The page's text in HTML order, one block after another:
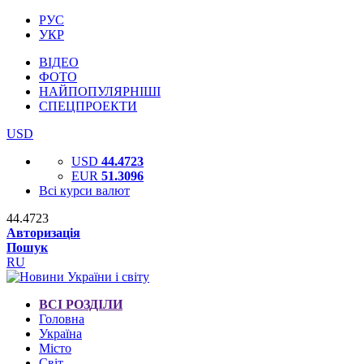
РУС
УКР
ВІДЕО
ФОТО
НАЙПОПУЛЯРНІШІ
СПЕЦПРОЕКТИ
USD
USD 44.4723
EUR 51.3096
Всі курси валют
44.4723
Авторизація
Пошук
RU
ВСІ РОЗДІЛИ
Головна
Україна
Місто